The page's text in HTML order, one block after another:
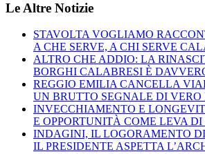
Le Altre Notizie
STAVOLTA VOGLIAMO
A CHE SERVE, A CHI SERVE
ALTRO CHE ADDIO: LA
BORGHI CALABRESI È
REGGIO EMILIA CANCELLA
UN BRUTTO SEGNALE DI VERO
INVECCHIAMENTO E
E OPPORTUNITÀ COME LEVA DI
INDAGINI, IL LOGORAMENTO
IL PRESIDENTE ASPETTA